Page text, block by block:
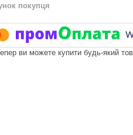
покупця
ви можете купити будь-який